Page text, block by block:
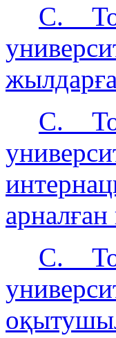
C.
C.
С.